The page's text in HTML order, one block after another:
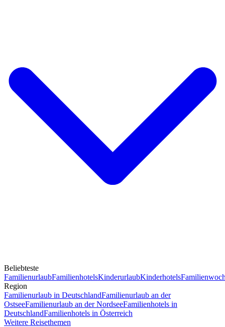
Beliebteste
FamilienurlaubFamilienhotelsKinderurlaubKinderhotels
Region
Familienurlaub in DeutschlandFamilienurlaub an der
OstseeFamilienurlaub an der NordseeFamilienhotels in
DeutschlandFamilienhotels in Österreich
Weitere Reisethemen